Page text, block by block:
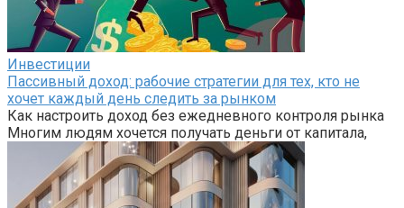
Инвестиции
Пассивный доход: рабочие стратегии для тех, кто не
хочет каждый день следить за рынком
Как настроить доход без ежедневного контроля рынка
Многим людям хочется получать деньги от капитала,